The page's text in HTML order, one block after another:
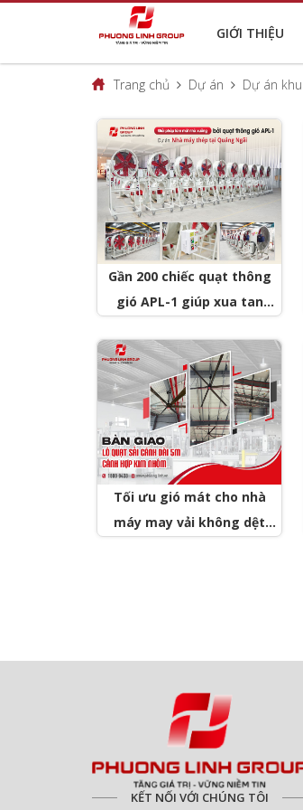
GIỚI THIỆU
Trang chủ Dự án Dự án
Gần 200 chiếc quạt thông
gió APL-1 giúp xua tan
thép tỉnh Quảng Ngãi
Tối ưu gió mát cho nhà
máy may vải không dệt
KẾT NỐI VỚI CHÚNG TÔI